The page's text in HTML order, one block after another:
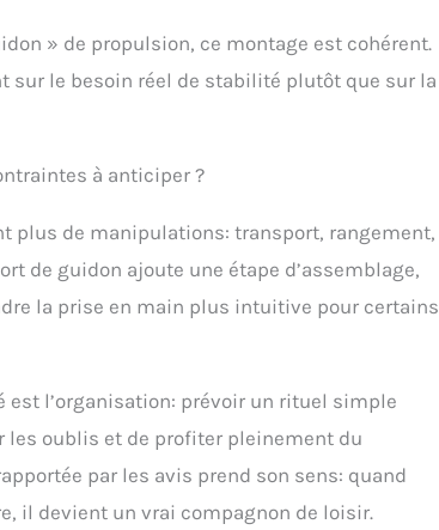
» de propulsion, ce montage est cohérent.
sur le besoin réel de stabilité plutôt que sur la
à anticiper ?
plus de manipulations: transport, rangement,
de guidon ajoute une étape d’assemblage,
la prise en main plus intuitive pour certains
l’organisation: prévoir un rituel simple
les oublis et de profiter pleinement du
par les avis prend son sens: quand
il devient un vrai compagnon de loisir.